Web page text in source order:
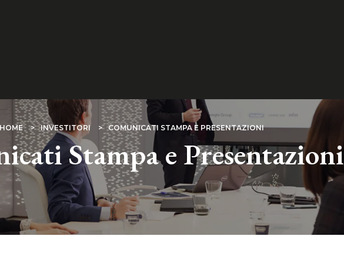
HOME INVESTITORI COMUNICATI STAMPA E PRESENTAZIONI
Stampa e Presentazioni